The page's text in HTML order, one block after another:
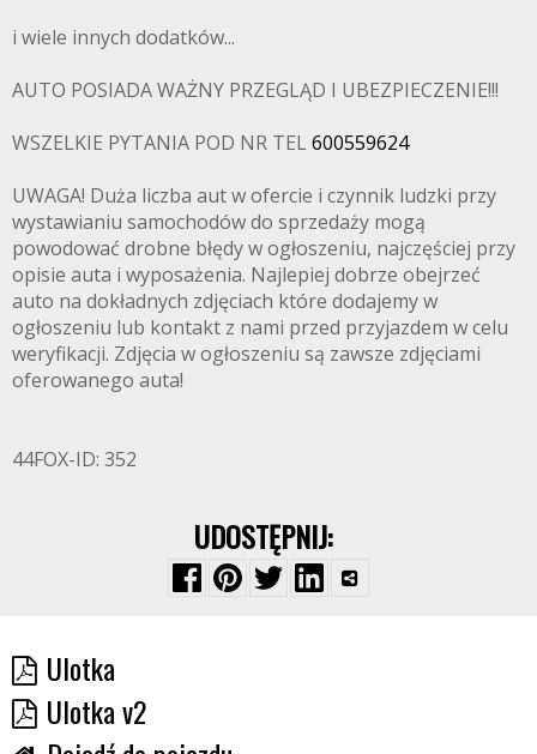
i wiele innych dodatków...
AUTO POSIADA WAŻNY PRZEGLĄD I UBEZPIECZENIE!!!
WSZELKIE PYTANIA POD NR TEL 600559624
UWAGA! Duża liczba aut w ofercie i czynnik ludzki przy
wystawianiu samochodów do sprzedaży mogą
powodować drobne błędy w ogłoszeniu, najczęściej przy
opisie auta i wyposażenia. Najlepiej dobrze obejrzeć
auto na dokładnych zdjęciach które dodajemy w
ogłoszeniu lub kontakt z nami przed przyjazdem w celu
weryfikacji. Zdjęcia w ogłoszeniu są zawsze zdjęciami
oferowanego auta!
44FOX-ID: 352
UDOSTĘPNIJ:
Ulotka
Ulotka v2